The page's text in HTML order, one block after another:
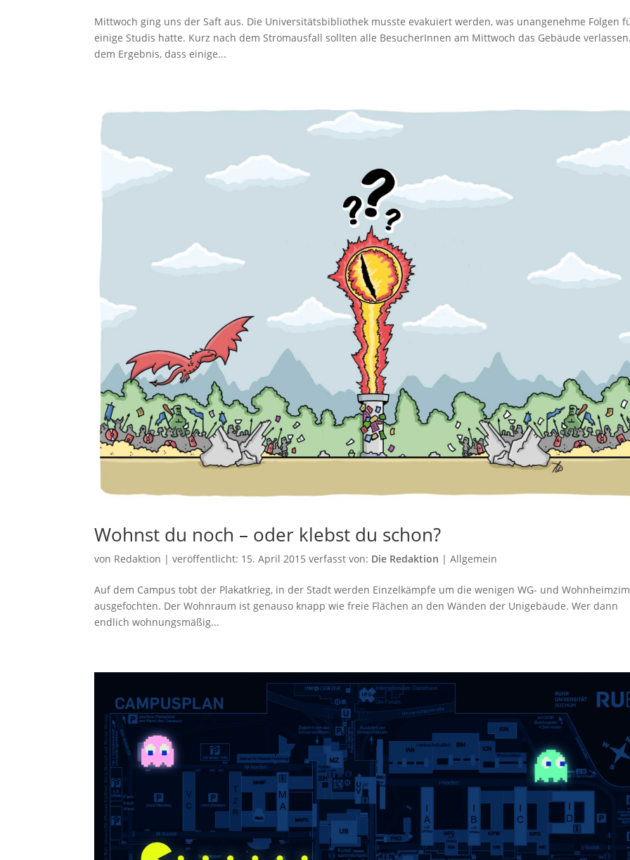
Mittwoch ging uns der Saft aus. Die Universitätsbibliothek musste evakuiert werden, was unangenehme Folgen
einige Studis hatte. Kurz nach dem Stromausfall sollten alle BesucherInnen am Mittwoch das Gebäude
dem Ergebnis, dass einige...
Wohnst du noch – oder klebst du schon?
von Redaktion |veröffentlicht: 15. April 2015 verfasst von: Die Redaktion |Allgemein
Auf dem Campus tobt der Plakatkrieg, in der Stadt werden Einzelkämpfe um die wenigen WG- und
ausgefochten. Der Wohnraum ist genauso knapp wie freie Flächen an den Wänden der Unigebäude. Wer dann
endlich wohnungsmäßig...